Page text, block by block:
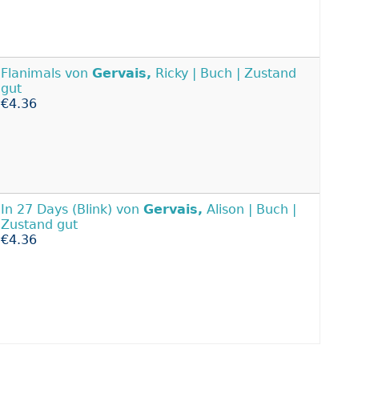
Flanimals von Gervais, Ricky | Buch | Zustand
gut
€4.36
In 27 Days (Blink) von Gervais, Alison | Buch |
Zustand gut
€4.36